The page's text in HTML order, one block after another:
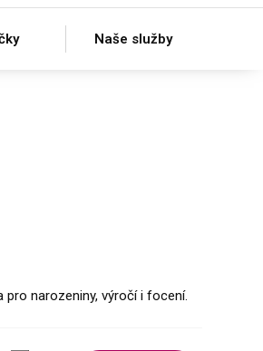
Naše služby
narozeniny, výročí i focení.